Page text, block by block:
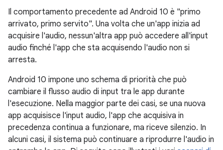
Il comportamento precedente ad Android 10 è "primo
arrivato, primo servito". Una volta che un'app inizia ad
acquisire l'audio, nessun'altra app può accedere all'input
audio finché l'app che sta acquisendo l'audio non si
arresta.
Android 10 impone uno schema di priorità che può
cambiare il flusso audio di input tra le app durante
l'esecuzione. Nella maggior parte dei casi, se una nuova
app acquisisce l'input audio, l'app che acquisiva in
precedenza continua a funzionare, ma riceve silenzio. In
alcuni casi, il sistema può continuare a riprodurre l'audio in